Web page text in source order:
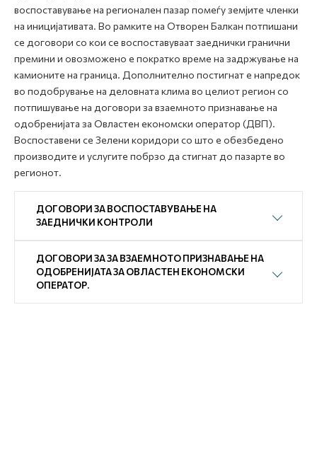
воспоставување на регионален пазар помеѓу земјите членки
на иницијативата. Во рамките на Отворен Балкан потпишани
се договори со кои се воспоставуваат заеднички гранични
премини и овозможено е пократко време на задржување на
камионите на граница. Дополнително постигнат е напредок
во подобрување на деловната клима во целиот регион со
потпишување на договори за взаемното признавање на
одобренијата за Овластен економски оператор (ДВП).
Воспоставени се Зелени коридори со што е обезбедено
производите и услугите побрзо да стигнат до пазарте во
регионот.
ДОГОВОРИ ЗА ВОСПОСТАВУВАЊЕ НА
ЗАЕДНИЧКИ КОНТРОЛИ
ДОГОВОРИ ЗА ЗА ВЗАЕМНОТО ПРИЗНАВАЊЕ НА
ОДОБРЕНИЈАТА ЗА ОВЛАСТЕН ЕКОНОМСКИ
ОПЕРАТОР.